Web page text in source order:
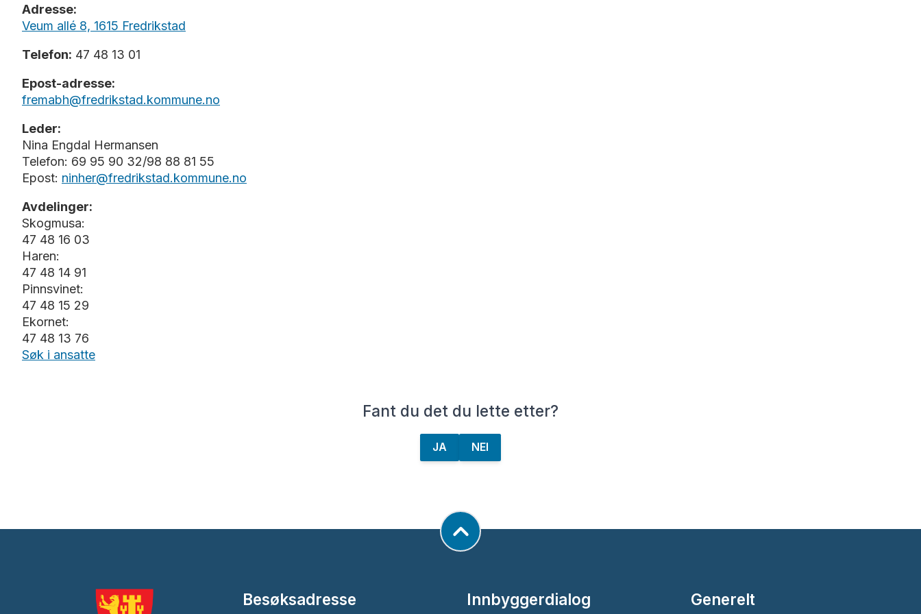
har som base for turene våre. Her har vi gapahuk og bålplass hvor vi lager mat og søker ly ved dårlig vær. Vi er også på lengre turer både til fots og
på ski når det er snø. I tillegg har vi svømming hvor målet er at barna skal bli trygge i vannet, og lære seg grunnleggende svømmebevegelser.
Det velges to representanter fra hver avdeling som er med i FAU (foreldrenes arbeidsutvalg)
SAU – Samarbeidsutvalg bestående av 2 repr. fra barnehage, 2 repr. fra FAU, 1 repr. fra eier (politiker) vara innkalles også og virksomhetsleder.
FAU har en sosial profil og arrangerer juletrefest i januar, samarbeider med barnehagen i forbindelse med dugnad i mai og mai-festen i
forbindelse med 17-mai.
Barnehagen bruker Vigilo, et digitalt kommunikasjonsverktøy mellom hjem og barnehage. Her kan man sende og motta beskjeder, og registrere ferie,
NB!! Ikke bruk Vigilo til sensitiv informasjon.
Adresse:
Veum allé 8, 1615 Fredrikstad
Telefon: 47 48 13 01
Epost-adresse:
fremabh@fredrikstad.kommune.no
Leder:
Nina Engdal Hermansen
Telefon: 69 95 90 32/98 88 81 55
Epost: ninher@fredrikstad.kommune.no
Avdelinger:
Skogmusa:
47 48 16 03
Haren:
47 48 14 91
Pinnsvinet:
47 48 15 29
Ekornet:
47 48 13 76
Søk i ansatte
Fant du det du lette etter?
JA NEI
Besøksadresse Innbyggerdialog Generelt